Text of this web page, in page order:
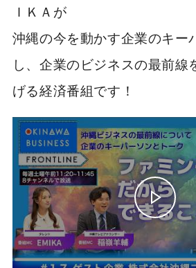
ＩＫＡが
沖縄の今を動かす企業のキー
し、企業のビジネスの最前線
げる経済番組です！